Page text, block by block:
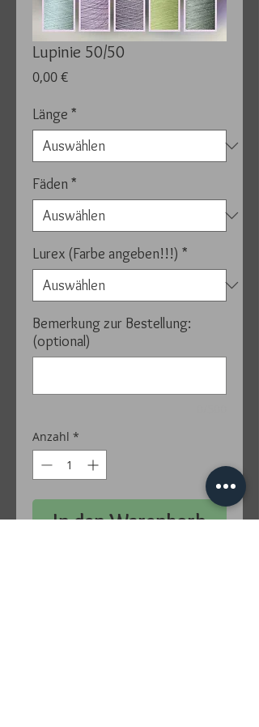
Lupinie 50/50
0,00 €Preis
Länge *
Fäden*
Lurex (Farbe angeben!!!) *
Bemerkung zur Bestellung:
(optional)
Anzahl *
In den Warenkorb